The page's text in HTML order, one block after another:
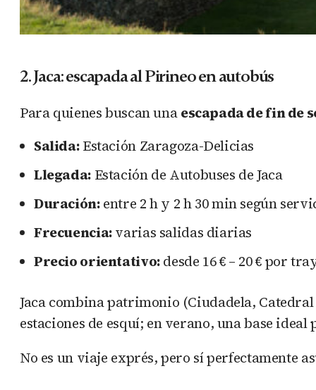
2. Jaca: escapada al Pirineo en autobús
Para quienes buscan unaescapada de fin de
Salida:Estación Zaragoza-Delicias
Llegada:Estación de Autobuses de Jaca
Duración:entre 2 h y 2 h 30 min según
Frecuencia:varias salidas diarias
Precio orientativo:desde 16 € – 20 € por
Jaca combina patrimonio (Ciudadela,
estaciones de esquí; en verano, una base
No es un viaje exprés, pero sí perfectamente